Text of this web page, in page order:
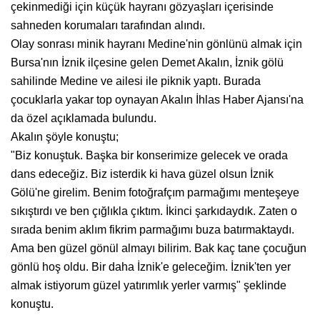
çekinmediği için küçük hayranı gözyaşları içerisinde
sahneden korumaları tarafından alındı.
Olay sonrası minik hayranı Medine'nin gönlünü almak için
Bursa'nın İznik ilçesine gelen Demet Akalın, İznik gölü
sahilinde Medine ve ailesi ile piknik yaptı. Burada
çocuklarla yakar top oynayan Akalın İhlas Haber Ajansı'na
da özel açıklamada bulundu.
Akalın şöyle konuştu;
"Biz konuştuk. Başka bir konserimize gelecek ve orada
dans edeceğiz. Biz isterdik ki hava güzel olsun İznik
Gölü'ne girelim. Benim fotoğrafçım parmağımı menteşeye
sıkıştırdı ve ben çığlıkla çıktım. İkinci şarkıdaydık. Zaten o
sırada benim aklım fikrim parmağımı buza batırmaktaydı.
Ama ben güzel gönül almayı bilirim. Bak kaç tane çocuğun
gönlü hoş oldu. Bir daha İznik'e geleceğim. İznik'ten yer
almak istiyorum güzel yatırımlık yerler varmış" şeklinde
konuştu.